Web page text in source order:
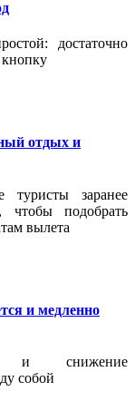
достаточно
кнопку
отдых и
заранее
подобрать
вылета
и медленно
и снижение
собой